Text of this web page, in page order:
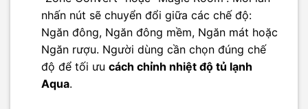
nhấn nút sẽ chuyển đổi giữa các chế độ:
Ngăn đông, Ngăn đông mềm, Ngăn mát hoặc
Ngăn rượu. Người dùng cần chọn đúng chế
độ để tối ưu cách chỉnh nhiệt độ tủ lạnh
Aqua.